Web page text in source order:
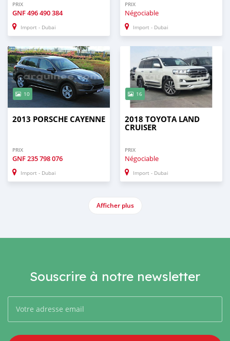
PRIX
GNF496 490 384
Import - Dubai
PRIX
Négociable
Import - Dubai
10
2013 PORSCHE CAYENNE
PRIX
GNF235 798 076
Import - Dubai
16
2018 TOYOTA LAND
CRUISER
PRIX
Négociable
Import - Dubai
Afficher plus
Souscrire à notre newsletter